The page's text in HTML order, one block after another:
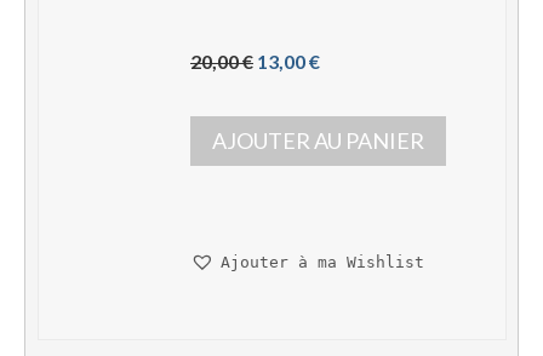
20,00 € L
p
r
i
i
13,00 €L
p
r
i
t
AJOUTER AU PANIER
Ajouter à ma Wishlist